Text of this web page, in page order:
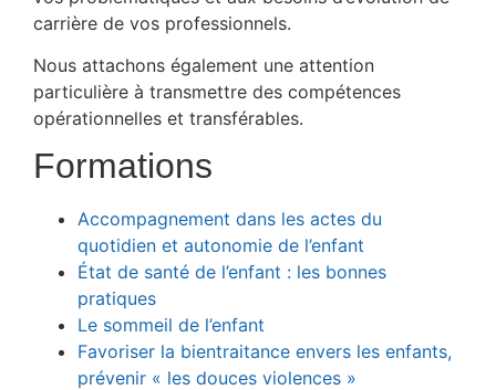
carrière de vos professionnels.
Nous attachons également une attention
particulière à transmettre des compétences
opérationnelles et transférables.
Formations
Accompagnement dans les actes du
quotidien et autonomie de l’enfant
État de santé de l’enfant : les bonnes
pratiques
Le sommeil de l’enfant
Favoriser la bientraitance envers les enfants,
prévenir « les douces violences »